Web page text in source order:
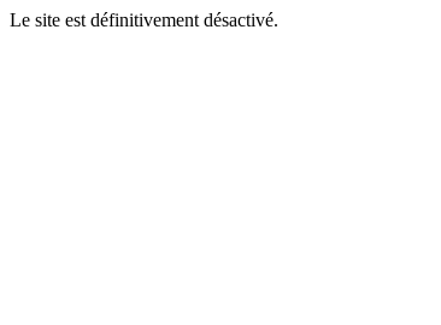
Le site est définitivement désactivé.